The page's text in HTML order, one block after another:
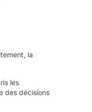
la
les
des décisions